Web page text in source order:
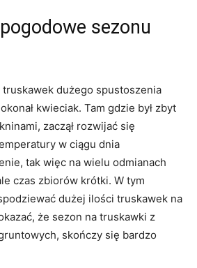
sezonu
dużego spustoszenia
kwieciak. Tam gdzie był zbyt
zaczął rozwijać się
w ciągu dnia
tak więc na wielu odmianach
czas zbiorów krótki. W tym
dużej ilości truskawek na
że sezon na truskawki z
skończy się bardzo